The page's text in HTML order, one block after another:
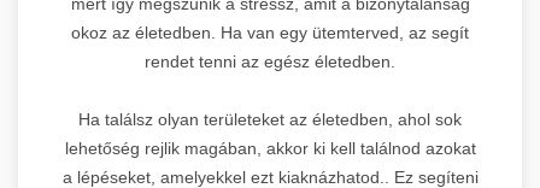
okoz az életedben. Ha van egy ütemterved, az segít
rendet tenni az egész életedben.
Ha találsz olyan területeket az életedben, ahol sok
lehetőség rejlik magában, akkor ki kell találnod azokat
a lépéseket, amelyekkel ezt kiaknázhatod.. Ez segíteni